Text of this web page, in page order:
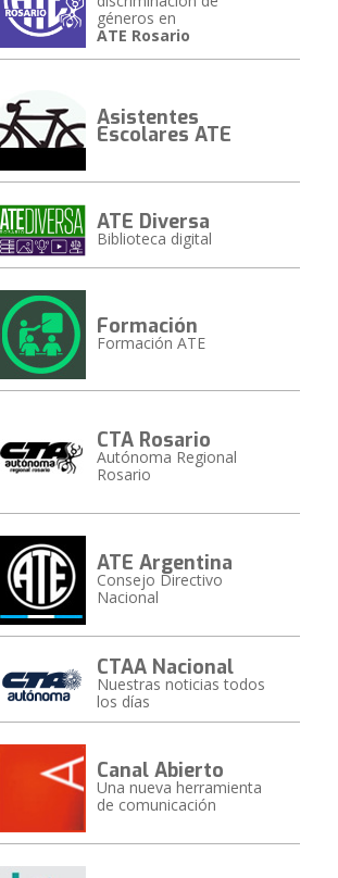
géneros en
ATE Rosario
Asistentes
Escolares ATE
ATE Diversa
Biblioteca digital
Formación
Formación ATE
CTA Rosario
Autónoma Regional
Rosario
ATE Argentina
Consejo Directivo
Nacional
CTAA Nacional
Nuestras noticias todos
los días
Canal Abierto
Una nueva herramienta
de comunicación